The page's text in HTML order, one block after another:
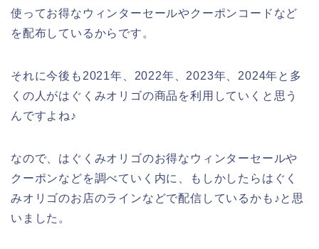
使ってお得なウィンターセールやクーポンコードなど
を配布しているからです。
それに今後も2021年、2022年、2023年、2024年と多
くの人がはぐくみオリゴの商品を利用していくと思う
んですよね♪
なので、はぐくみオリゴのお得なウィンターセールや
クーポンなどを調べていく内に、もしかしたらはぐく
みオリゴのお店のラインなどで配信しているかも♪と思
いました。